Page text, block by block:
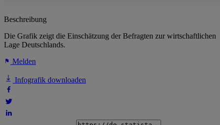
Beschreibung
Die Grafik zeigt die Einschätzung der Befragten zur wirtschaftlichen
Lage Deutschlands.
Melden
Infografik downloaden